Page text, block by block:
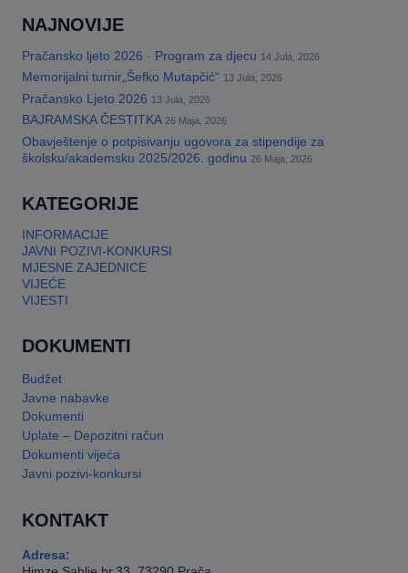
NAJNOVIJE
Pračansko ljeto 2026 · Program za djecu 14 Jula, 2026
Memorijalni turnir„Šefko Mutapčić“ 13 Jula, 2026
Pračansko Ljeto 2026 13 Jula, 2026
BAJRAMSKA ČESTITKA 26 Maja, 2026
Obavještenje o potpisivanju ugovora za stipendije za
školsku/akademsku 2025/2026. godinu 26 Maja, 2026
KATEGORIJE
INFORMACIJE
JAVNI POZIVI-KONKURSI
MJESNE ZAJEDNICE
VIJEĆE
VIJESTI
DOKUMENTI
Budžet
Javne nabavke
Dokumenti
Uplate – Depozitni račun
Dokumenti vijeća
Javni pozivi-konkursi
KONTAKT
Adresa: